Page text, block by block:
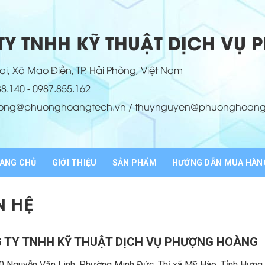
TNHH KỸ THUẬT DỊCH VỤ
Xã Mao Điền, TP. Hải Phòng, Việt Nam
- 0987.855.162
/
CHỦ GIỚI THIỆU SẢN PHẨM HƯỚNG DẪN MUA
HỆ
TY TNHH KỸ THUẬT DỊCH VỤ PHƯỢNG HOÀNG